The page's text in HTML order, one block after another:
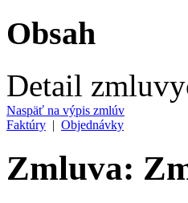
Obsah
Detail zmluvy
Naspäť na výpis zmlúv
Faktúry | Objednávky
Zmluva: